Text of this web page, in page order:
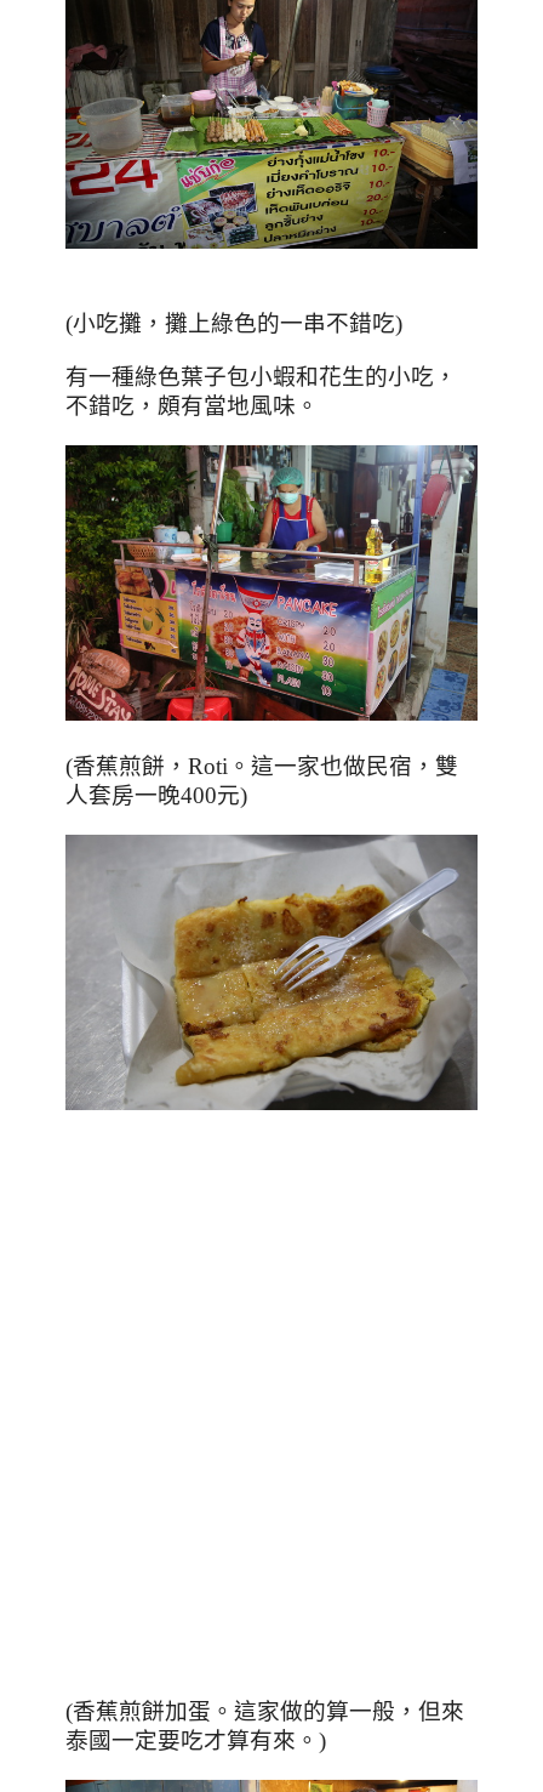
(小吃攤，攤上綠色的一串不錯吃)
有一種綠色葉子包小蝦和花生的小吃，
不錯吃，頗有當地風味。
(香蕉煎餅，Roti。這一家也做民宿，雙
人套房一晚400元)
(香蕉煎餅加蛋。這家做的算一般，但來
泰國一定要吃才算有來。)